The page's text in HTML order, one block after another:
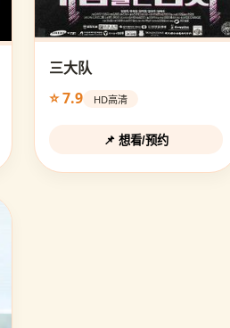
三大队
⭐ 7.9
HD高清
📌 想看/预约